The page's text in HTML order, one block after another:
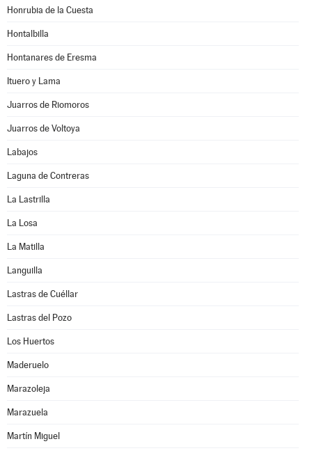
Honrubia de la Cuesta
Hontalbilla
Hontanares de Eresma
Ituero y Lama
Juarros de Riomoros
Juarros de Voltoya
Labajos
Laguna de Contreras
La Lastrilla
La Losa
La Matilla
Languilla
Lastras de Cuéllar
Lastras del Pozo
Los Huertos
Maderuelo
Marazoleja
Marazuela
Martín Miguel